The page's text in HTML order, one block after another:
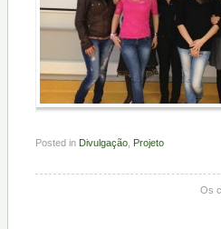
Posted in Divulgação Projeto
Os